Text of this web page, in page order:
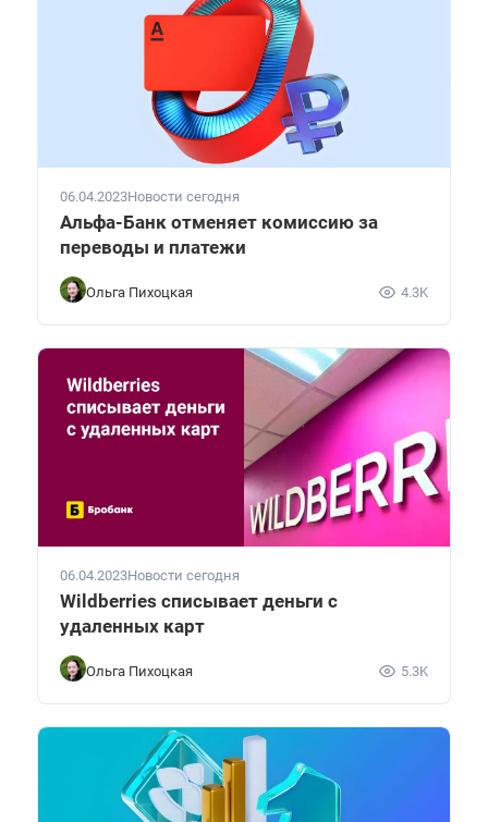
06.04.2023Новости сегодня
Альфа-Банк отменяет комиссию за
переводы и платежи
Ольга Пихоцкая 4.3K
06.04.2023Новости сегодня
Wildberries списывает деньги с
удаленных карт
Ольга Пихоцкая 5.3K